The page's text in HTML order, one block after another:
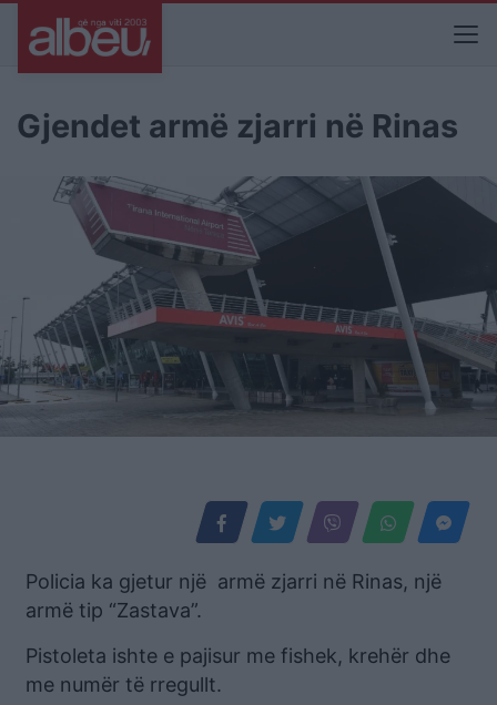
Gjendet armë zjarri në Rinas
Policia ka gjetur një armë zjarri në Rinas, një
armë tip “Zastava”.
Pistoleta ishte e pajisur me fishek, krehër dhe
me numër të rregullt.